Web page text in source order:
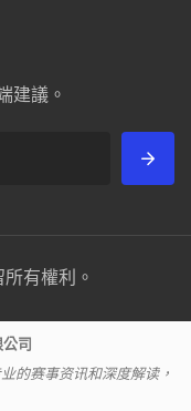
建議。
所有權利。
司
的赛事资讯和深度解读，